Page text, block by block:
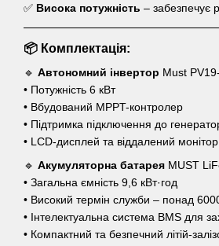
✅ Висока потужність – забезпечує
📦 Комплектація:
🔹 Автономний інвертор Must
• Потужність 6 кВт
• Вбудований MPPT-контролер
• Підтримка підключення до
• LCD-дисплей та віддалений
🔹 Акумуляторна батарея MUST
• Загальна ємність 9,6 кВт·год
• Високий термін служби – понад
• Інтелектуальна система BMS для
• Компактний та безпечний літій-